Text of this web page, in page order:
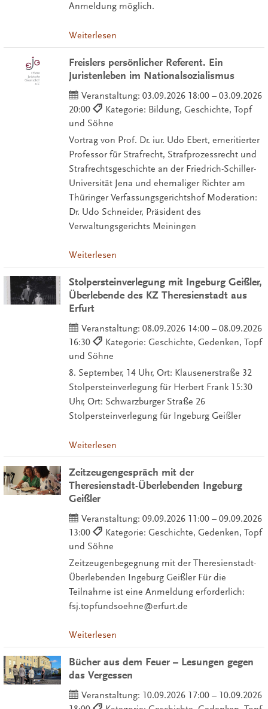
Anmeldung möglich.
Weiterlesen
Freislers persönlicher Referent. Ein
Juristenleben im Nationalsozialismus
Veranstaltung: 03.09.2026 18:00 – 03.09.2026
20:00
Kategorie: Bildung, Geschichte, Topf
und Söhne
Vortrag von Prof. Dr. iur. Udo Ebert, emeritierter
Professor für Strafrecht, Strafprozessrecht und
Strafrechtsgeschichte an der Friedrich-Schiller-
Universität Jena und ehemaliger Richter am
Thüringer Verfassungsgerichtshof Moderation:
Dr. Udo Schneider, Präsident des
Verwaltungsgerichts Meiningen
Weiterlesen
Stolpersteinverlegung mit Ingeburg Geißler,
Überlebende des KZ Theresienstadt aus
Erfurt
Veranstaltung: 08.09.2026 14:00 – 08.09.2026
16:30
Kategorie: Geschichte, Gedenken, Topf
und Söhne
8. September, 14 Uhr, Ort: Klausenerstraße 32
Stolpersteinverlegung für Herbert Frank 15:30
Uhr, Ort: Schwarzburger Straße 26
Stolpersteinverlegung für Ingeburg Geißler
Weiterlesen
Zeitzeugengespräch mit der
Theresienstadt-Überlebenden Ingeburg
Geißler
Veranstaltung: 09.09.2026 11:00 – 09.09.2026
13:00
Kategorie: Geschichte, Gedenken, Topf
und Söhne
Zeitzeugenbegegnung mit der Theresienstadt-
Überlebenden Ingeburg Geißler Für die
Teilnahme ist eine Anmeldung erforderlich:
fsj.topfundsoehne@erfurt.de
Weiterlesen
Bücher aus dem Feuer – Lesungen gegen
das Vergessen
Veranstaltung: 10.09.2026 17:00 – 10.09.2026